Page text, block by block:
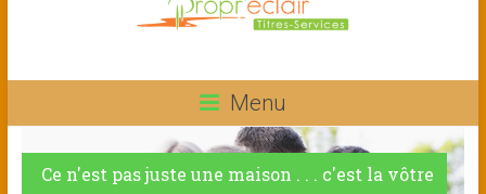
Menu
Ce n'est pas juste une maison . . . c'est la vôtre